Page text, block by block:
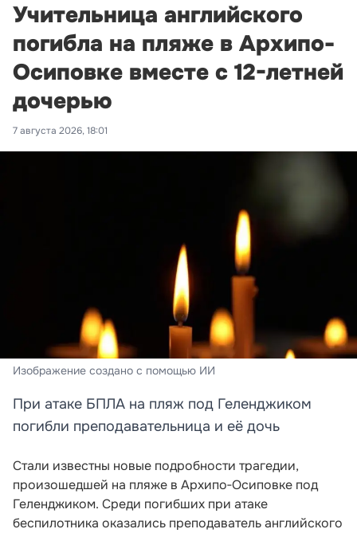
Учительница английского
погибла на пляже в Архипо-
Осиповке вместе с 12-летней
дочерью
7 августа 2026, 18:01
Изображение создано с помощью ИИ
При атаке БПЛА на пляж под Геленджиком
погибли преподавательница и её дочь
Стали известны новые подробности трагедии,
произошедшей на пляже в Архипо‑Осиповке под
Геленджиком. Среди погибших при атаке
беспилотника оказались преподаватель английского